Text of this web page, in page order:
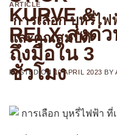
ARTICLE
การเลือก บุหรี่ไฟ
และคุณสมบัติ
POSTED ON 19 APRIL 2023 BY